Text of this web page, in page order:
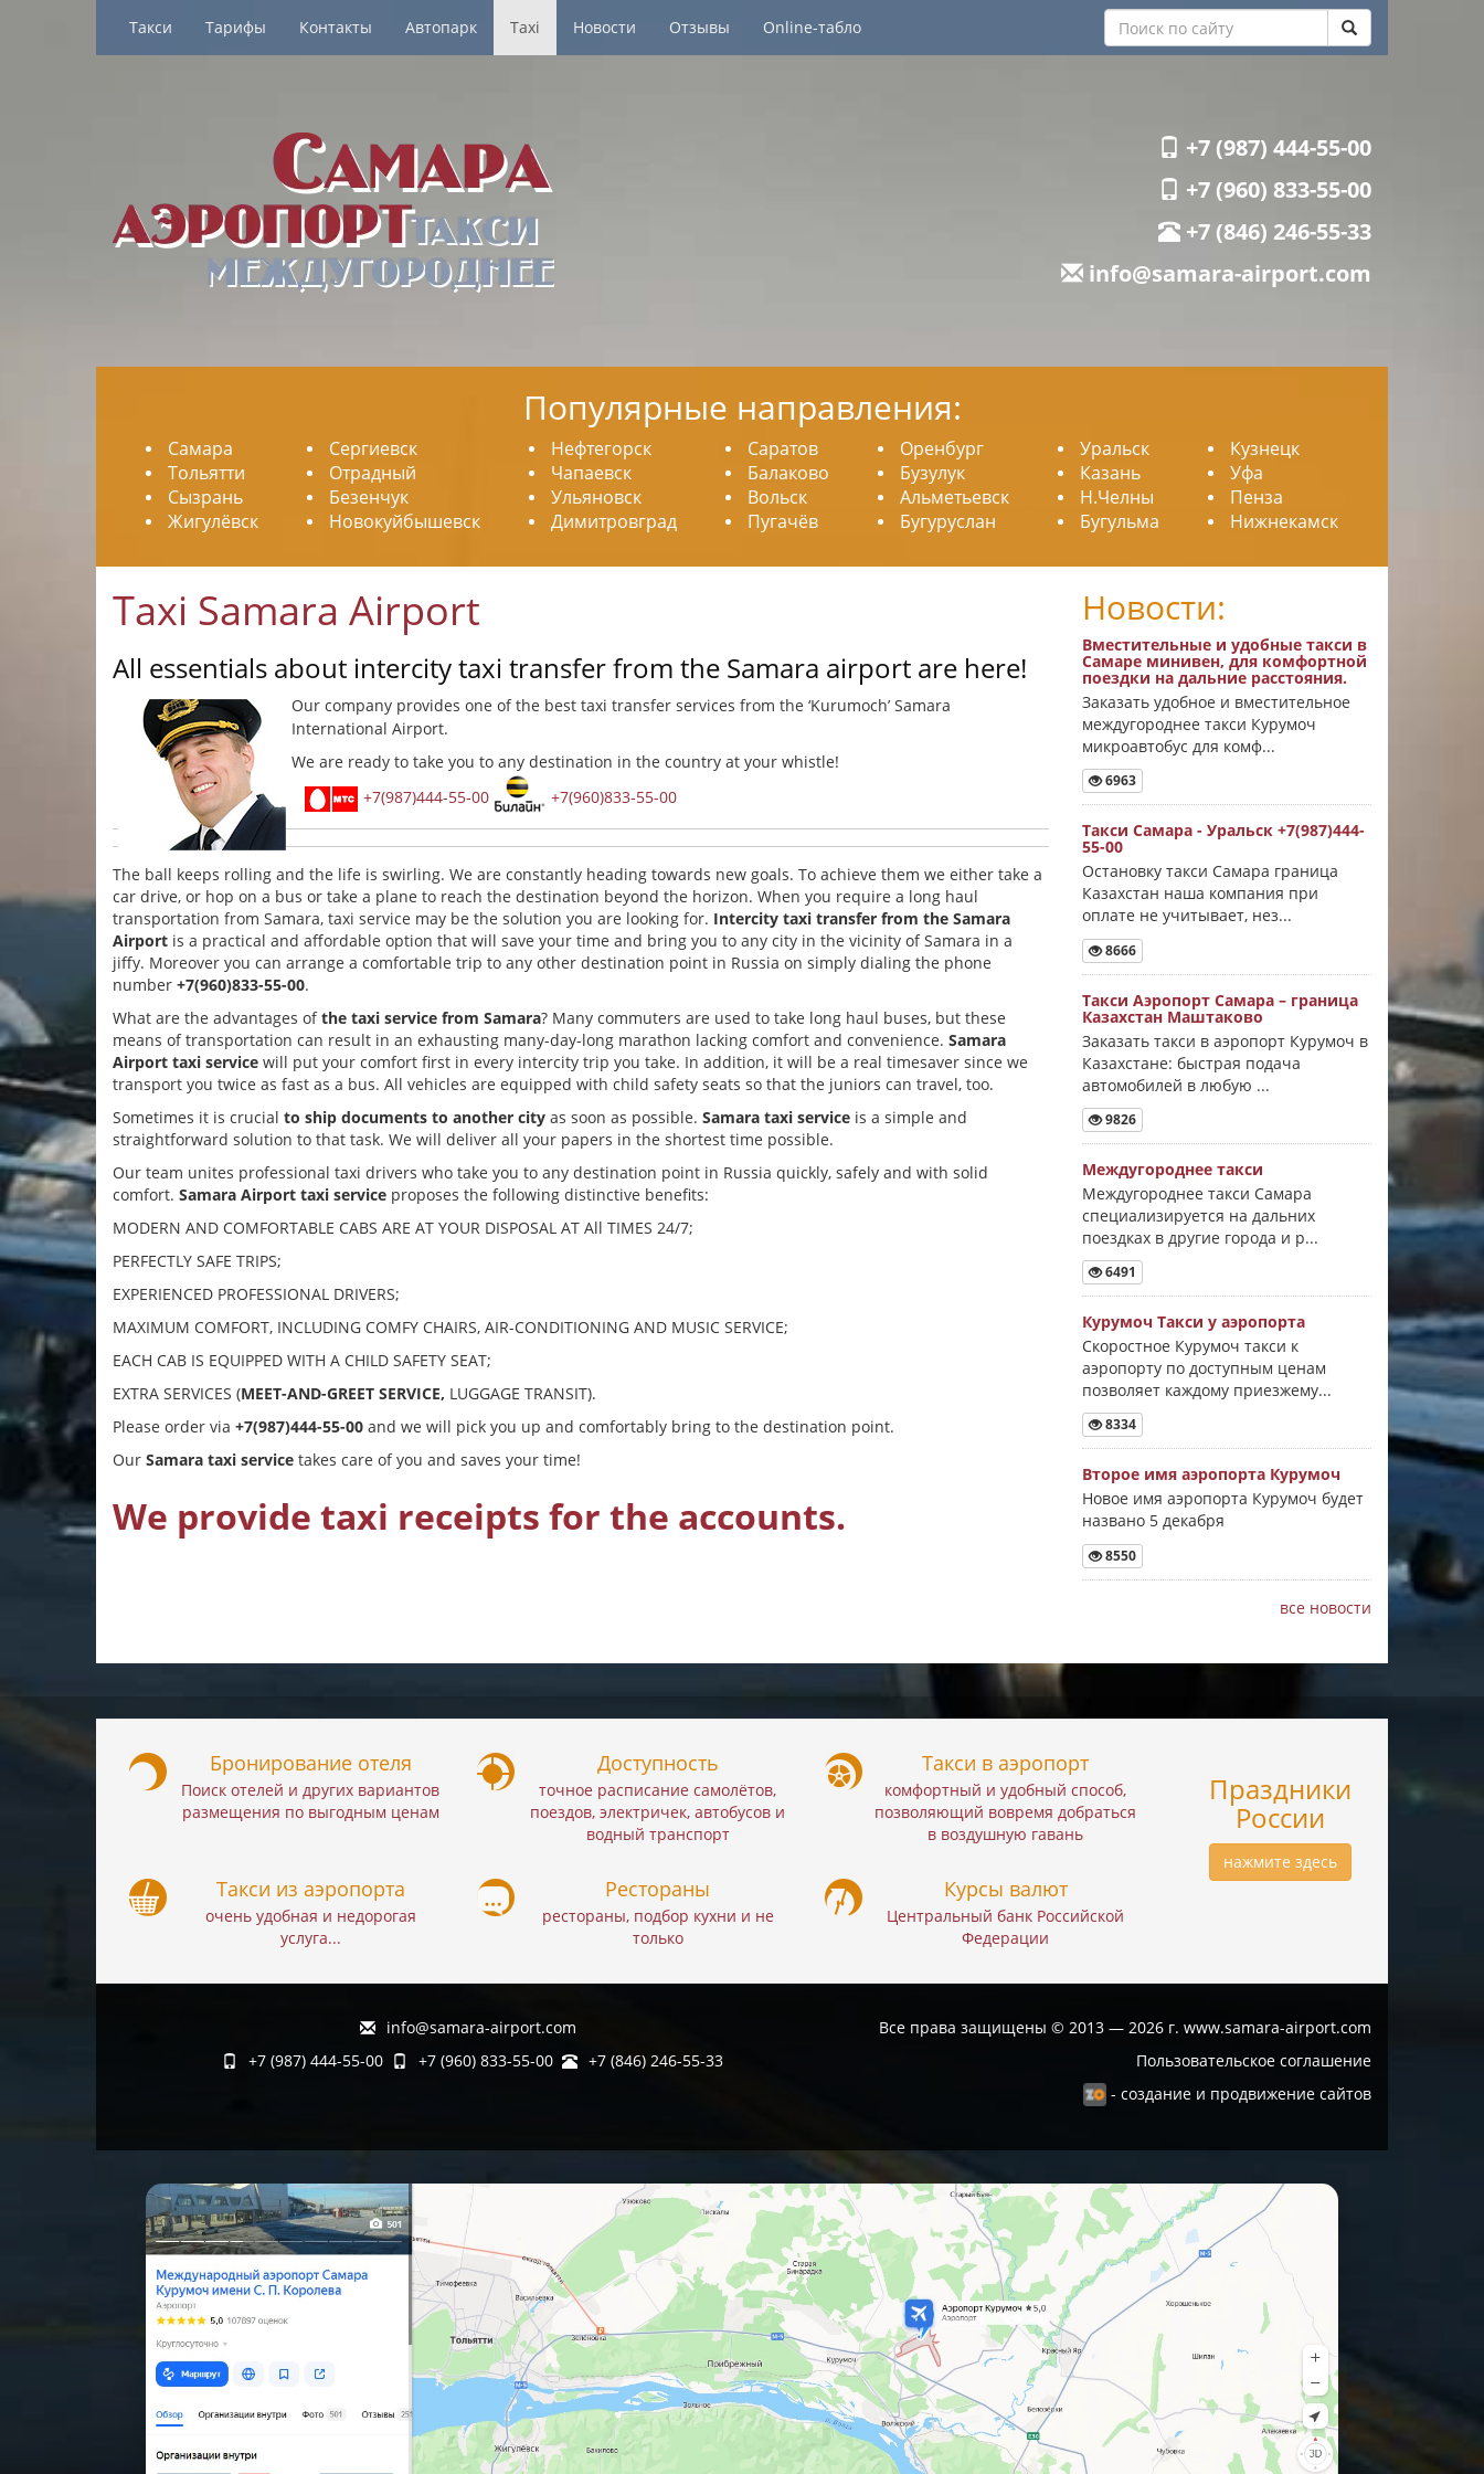
Такси Тарифы Контакты Автопарк Taxi Новости Отзывы Online-табло
+7 (987) 444-55-00
+7 (960) 833-55-00
+7 (846) 246-55-33
info@samara-airport.com
Популярные направления:
Самара
Тольятти
Сызрань
Жигулёвск
Сергиевск
Отрадный
Безенчук
Новокуйбышевск
Нефтегорск
Чапаевск
Ульяновск
Димитровград
Саратов
Балаково
Вольск
Пугачёв
Оренбург
Бузулук
Альметьевск
Бугуруслан
Уральск
Казань
Н.Челны
Бугульма
Кузнецк
Уфа
Пенза
Нижнекамск
Taxi Samara Airport
All essentials about intercity taxi transfer from the Samara airport are here!
Our company provides one of the best taxi transfer services from the ‘Kurumoch’ Samara
International Airport.
We are ready to take you to any destination in the country at your whistle!
+7(987)444-55-00
+7(960)833-55-00
The ball keeps rolling and the life is swirling. We are constantly heading towards new goals. To achieve them we either take a
car drive, or hop on a bus or take a plane to reach the destination beyond the horizon. When you require a long haul
transportation from Samara, taxi service may be the solution you are looking for. Intercity taxi transfer from the Samara
Airport is a practical and affordable option that will save your time and bring you to any city in the vicinity of Samara in a
jiffy. Moreover you can arrange a comfortable trip to any other destination point in Russia on simply dialing the phone
number +7(960)833-55-00.
What are the advantages ofthe taxi service from Samara? Many commuters are used to take long haul buses, but these
means of transportation can result in an exhausting many-day-long marathon lacking comfort and convenience. Samara
Airport taxi service will put your comfort first in every intercity trip you take. In addition, it will be a real timesaver since we
transport you twice as fast as a bus. All vehicles are equipped with child safety seats so that the juniors can travel, too.
Sometimes it is crucial to ship documents to another city as soon as possible. Samara taxi service is a simple and
straightforward solution to that task. We will deliver all your papers in the shortest time possible.
Our team unites professional taxi drivers who take you to any destination point in Russia quickly, safely and with solid
comfort. Samara Airport taxi service proposes the following distinctive benefits:
MODERN AND COMFORTABLE CABS ARE AT YOUR DISPOSAL AT All TIMES 24/7;
PERFECTLY SAFE TRIPS;
EXPERIENCED PROFESSIONAL DRIVERS;
MAXIMUM COMFORT, INCLUDING COMFY CHAIRS, AIR-CONDITIONING AND MUSIC SERVICE;
EACH CAB IS EQUIPPED WITH A CHILD SAFETY SEAT;
EXTRA SERVICES (MEET-AND-GREET SERVICE, LUGGAGE TRANSIT).
Please order via +7(987)444-55-00 and we will pick you up and comfortably bring to the destination point.
Our Samara taxi service takes care of you and saves your time!
We provide taxi receipts for the accounts.
Новости:
Вместительные и удобные такси в
Самаре минивен, для комфортной
поездки на дальние расстояния.
Заказать удобное и вместительное
междугороднее такси Курумоч
микроавтобус для комф...
6963
Такси Самара - Уральск +7(987)444-
55-00
Остановку такси Самара граница
Казахстан наша компания при
оплате не учитывает, нез...
8666
Такси Аэропорт Самара – граница
Казахстан Маштаково
Заказать такси в аэропорт Курумоч в
Казахстане: быстрая подача
автомобилей в любую ...
9826
Междугороднее такси
Междугороднее такси Самара
специализируется на дальних
поездках в другие города и р...
6491
Курумоч Такси у аэропорта
Скоростное Курумоч такси к
аэропорту по доступным ценам
позволяет каждому приезжему...
8334
Второе имя аэропорта Курумоч
Новое имя аэропорта Курумоч будет
названо 5 декабря
8550
все новости
Бронирование отеля
Поиск отелей и других вариантов
размещения по выгодным ценам
Доступность
точное расписание самолётов,
поездов, электричек, автобусов и
водный транспорт
Такси в аэропорт
комфортный и удобный способ,
позволяющий вовремя добраться
в воздушную гавань
Такси из аэропорта
очень удобная и недорогая
услуга...
Рестораны
рестораны, подбор кухни и не
только
Курсы валют
Центральный банк Российской
Федерации
Праздники
России
нажмите здесь
info@samara-airport.com
+7 (987) 444-55-00
+7 (960) 833-55-00 +7 (846) 246-55-33
Все права защищены © 2013 — 2026 г. www.samara-airport.com
Пользовательское соглашение
- создание и продвижение сайтов